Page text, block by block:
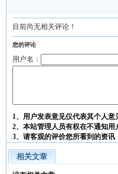
目前尚无相关评论！
您的评论
用户名：
1、用户发表意见仅代表其个人
2、本站管理人员有权在不通知
3、请客观的评价您所看到的资
相关文章